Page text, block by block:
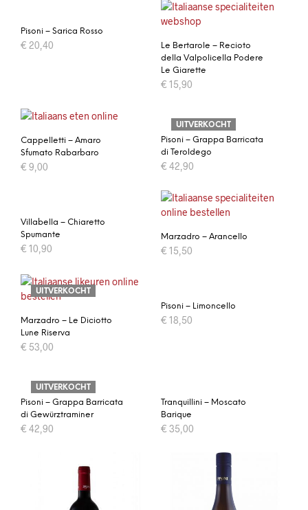
Pisoni – Sarica Rosso
€ 20,40
Le Bertarole – Recioto
della Valpolicella Podere
Le Giarette
€ 15,90
Cappelletti – Amaro
Sfumato Rabarbaro
€ 9,00
UITVERKOCHT
Pisoni – Grappa Barricata
di Teroldego
€ 42,90
Villabella – Chiaretto
Spumante
€ 10,90
Marzadro – Arancello
€ 15,50
UITVERKOCHT
Marzadro – Le Diciotto
Lune Riserva
€ 53,00
Pisoni – Limoncello
€ 18,50
UITVERKOCHT
Pisoni – Grappa Barricata
di Gewürztraminer
€ 42,90
Tranquillini – Moscato
Barique
€ 35,00